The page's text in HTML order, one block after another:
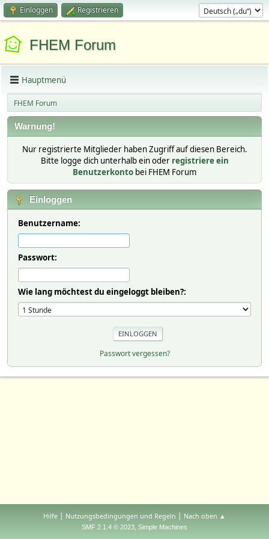
Einloggen Registrieren
FHEM Forum
Hauptmenü
FHEM Forum
Warnung!
Nur registrierte Mitglieder haben Zugriff auf diesen Bereich.
Bitte logge dich unterhalb ein oder registriere ein
Benutzerkonto bei FHEM Forum
Einloggen
Benutzername:
Passwort:
Wie lang möchtest du eingeloggt bleiben?:
Passwort vergessen?
Hilfe | Nutzungsbedingungen und Regeln | Nach oben ▲
SMF 2.1.4 © 2023, Simple Machines